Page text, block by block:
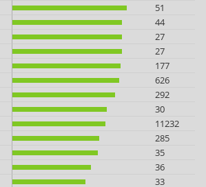
51
44
27
27
177
626
292
30
11232
285
35
36
33